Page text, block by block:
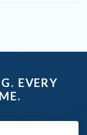
EVERY